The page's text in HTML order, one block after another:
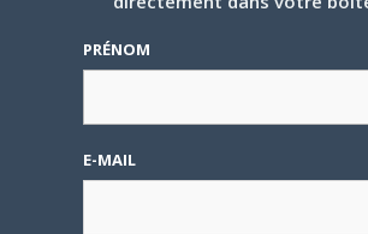
Dernier message par
y a 11 ans et 4 mois
PRÉNOM
E-MAIL